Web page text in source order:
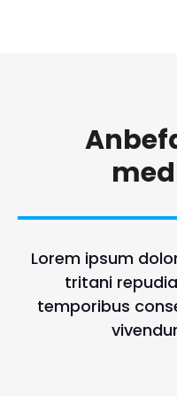
Lorem ipsum
tritani
temporibus